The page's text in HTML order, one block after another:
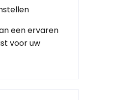
een ervaren
voor uw